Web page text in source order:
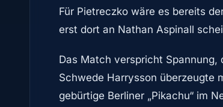
Für Pietreczko wäre es bereits
erst dort an Nathan Aspinall
Das Match verspricht
Schwede Harrysson überzeugte
gebürtige Berliner „Pikachu“ im